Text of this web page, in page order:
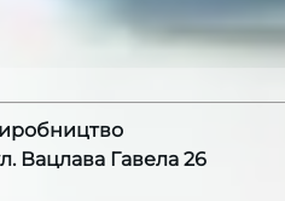
Вацлава Гавела 26